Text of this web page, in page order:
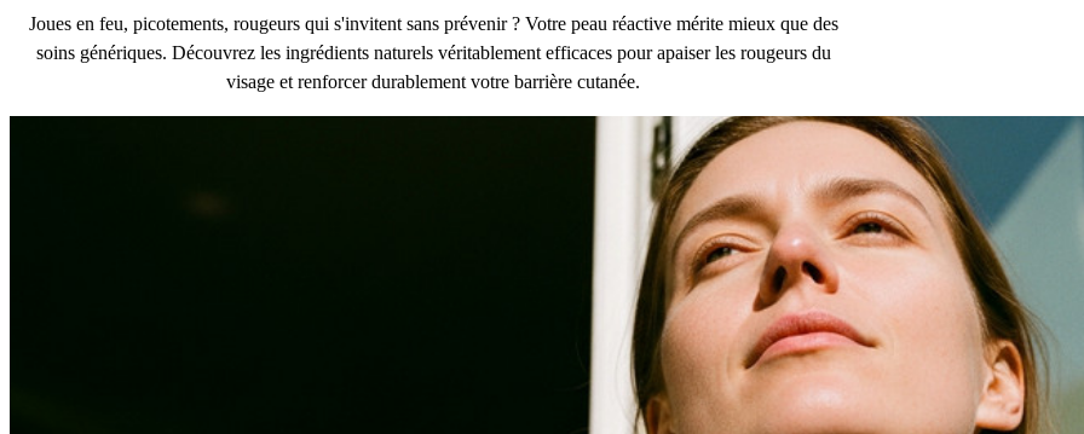
Joues en feu, picotements, rougeurs qui s'invitent sans prévenir ? Votre peau réactive mérite mieux que des
soins génériques. Découvrez les ingrédients naturels véritablement efficaces pour apaiser les rougeurs du
visage et renforcer durablement votre barrière cutanée.